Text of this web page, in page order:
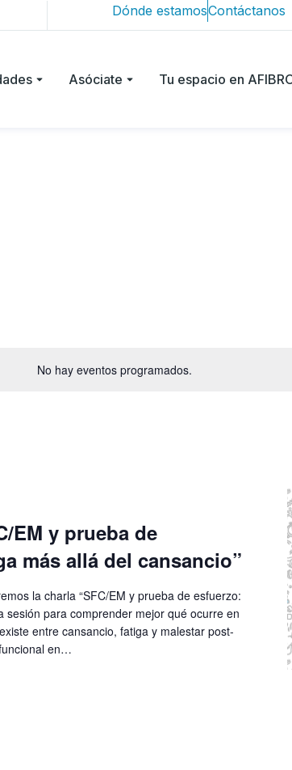
Dónde estamosContáctanos
Asóciate Tu espacio en
No hay eventos programados.
EM y prueba de
más allá del cansancio”
la charla “SFC/EM y prueba de esfuerzo:
sesión para comprender mejor qué ocurre en
entre cansancio, fatiga y malestar post-
en…